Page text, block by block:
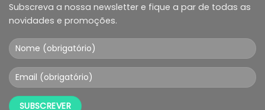
Subscreva a nossa newsletter e fique a par de todas as
novidades e promoções.